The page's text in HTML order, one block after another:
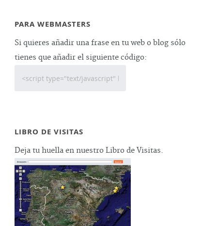
PARA WEBMASTERS
Si quieres añadir una frase en tu web o blog sólo
tienes que añadir el siguiente código:
LIBRO DE VISITAS
Deja tu huella en nuestro Libro de Visitas.